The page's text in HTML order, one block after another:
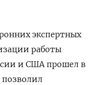
экспертных
работы
и США прошел в